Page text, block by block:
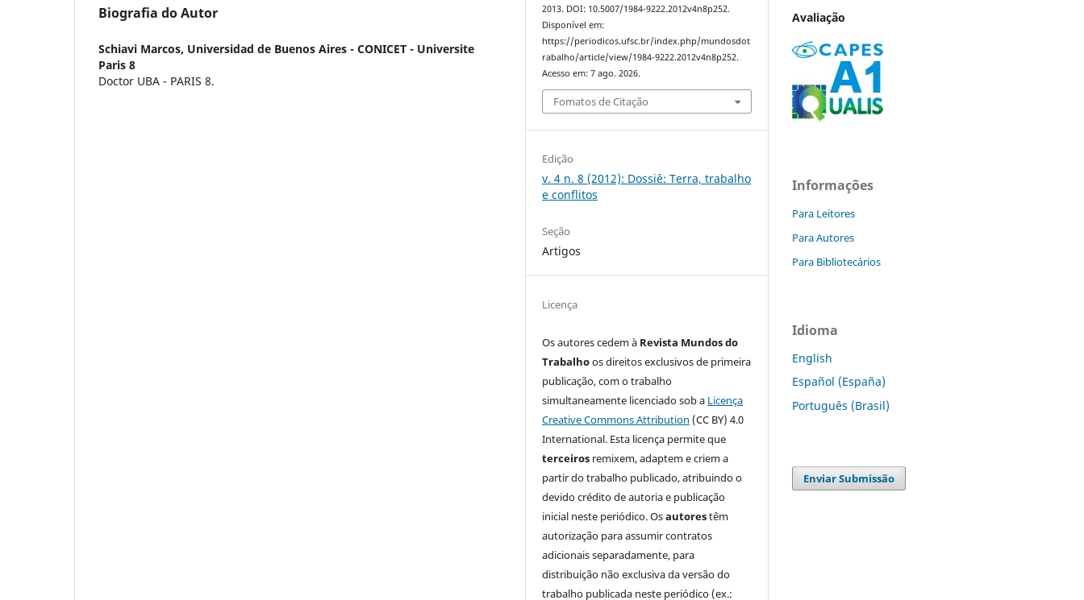
Biografia do Autor
Schiavi Marcos, Universidad de Buenos Aires - CONICET - Universite
Paris 8
Doctor UBA - PARIS 8.
2013. DOI: 10.5007/1984-9222.2012v4n8p252.
Disponível em:
https://periodicos.ufsc.br/index.php/mundosdot
rabalho/article/view/1984-9222.2012v4n8p252.
Acesso em: 7 ago. 2026.
Fomatos de Citação
Edição
v. 4 n. 8 (2012): Dossiê: Terra, trabalho
e conflitos
Seção
Artigos
Licença
Os autores cedem à Revista Mundos do
Trabalhoos direitos exclusivos de primeira
publicação, com o trabalho
simultaneamente licenciado sob a Licença
Creative Commons Attribution (CC BY) 4.0
International. Esta licença permite que
terceiros remixem, adaptem e criem a
partir do trabalho publicado, atribuindo o
devido crédito de autoria e publicação
inicial neste periódico. Osautorestêm
autorização para assumir contratos
adicionais separadamente, para
distribuição não exclusiva da versão do
trabalho publicada neste periódico (ex.:
Avaliação
Informações
Para Leitores
Para Autores
Para Bibliotecários
Idioma
English
Español (España)
Português (Brasil)
Enviar Submissão